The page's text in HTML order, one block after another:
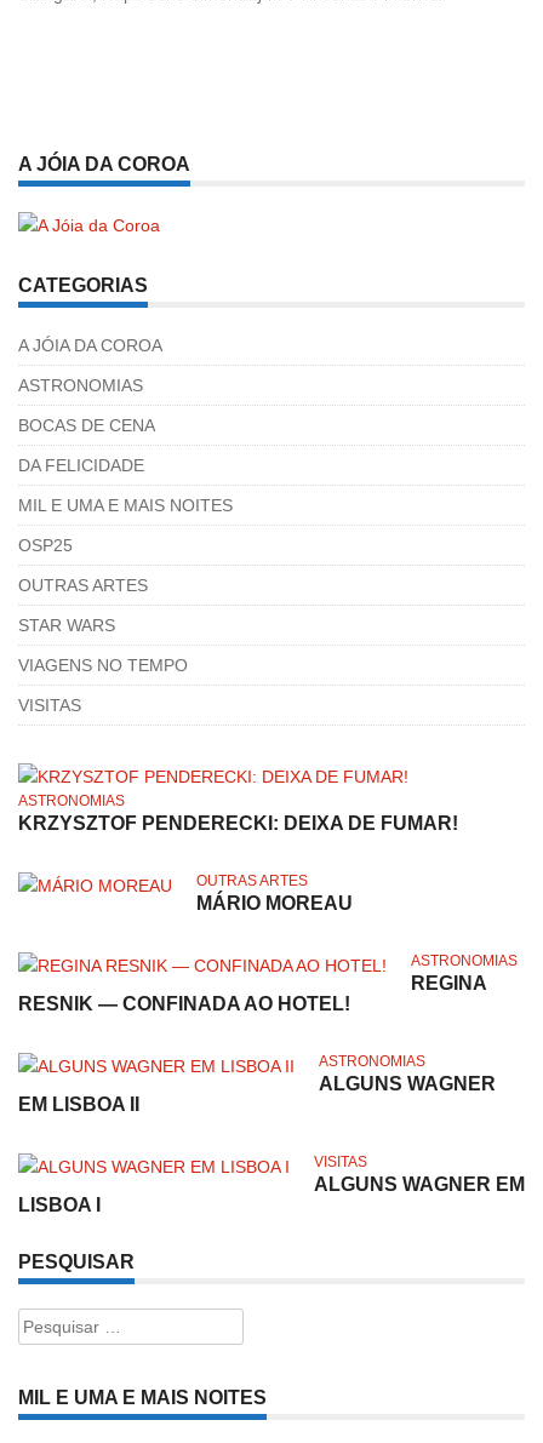
A JÓIA DA COROA
CATEGORIAS
A JÓIA DA COROA
ASTRONOMIAS
BOCAS DE CENA
DA FELICIDADE
MIL E UMA E MAIS NOITES
OSP25
OUTRAS ARTES
STAR WARS
VIAGENS NO TEMPO
VISITAS
ASTRONOMIAS
KRZYSZTOF PENDERECKI: DEIXA DE FUMAR!
OUTRAS ARTES
MÁRIO MOREAU
ASTRONOMIAS
REGINA
RESNIK — CONFINADA AO HOTEL!
ASTRONOMIAS
ALGUNS WAGNER
EM LISBOA II
VISITAS
ALGUNS WAGNER EM
LISBOA I
PESQUISAR
Pesquisar
por:
MIL E UMA E MAIS NOITES